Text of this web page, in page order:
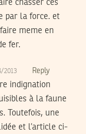
chasser ces
par la force. et
meme en
fer.
2013 Reply
indignation
à la faune
Toutefois, une
et l’article ci-